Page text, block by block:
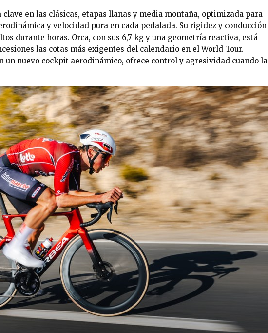
clave en las clásicas, etapas llanas y media montaña, optimizada para
y velocidad pura en cada pedalada. Su rigidez y conducción
durante horas. Orca, con sus 6,7 kg y una geometría reactiva, está
las cotas más exigentes del calendario en el World Tour.
un nuevo cockpit aerodinámico, ofrece control y agresividad cuando la